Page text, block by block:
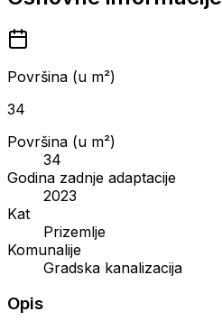
Površina (u m²)
34
Površina (u m²)
34
Godina zadnje adaptacije
2023
Kat
Prizemlje
Komunalije
Gradska kanalizacija
Opis